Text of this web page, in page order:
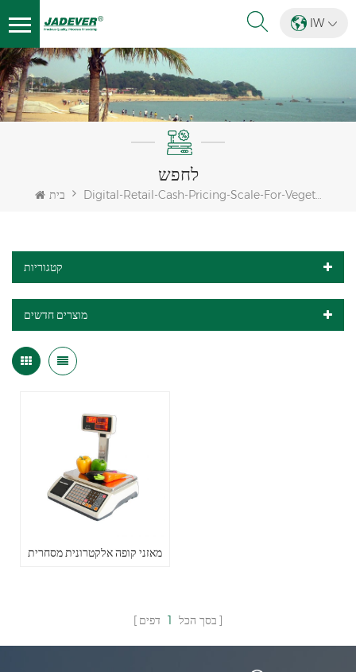
IW
לחפש
בית Digital-Retail-Cash-Pricing-Scale-For-Vegetable
קטגוריות
מוצרים חדשים
מאזני קופה אלקטרונית מסחרית
בסך הכל 1 דפים